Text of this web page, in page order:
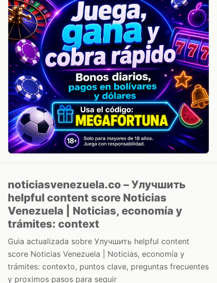
noticiasvenezuela.co – Улучшить
helpful content score Noticias
Venezuela | Noticias, economía y
trámites: context
Guia actualizada sobre Улучшить helpful content
score Noticias Venezuela | Noticias, economía y
trámites: contexto, puntos clave, preguntas frecuentes
y proximos pasos para seguir